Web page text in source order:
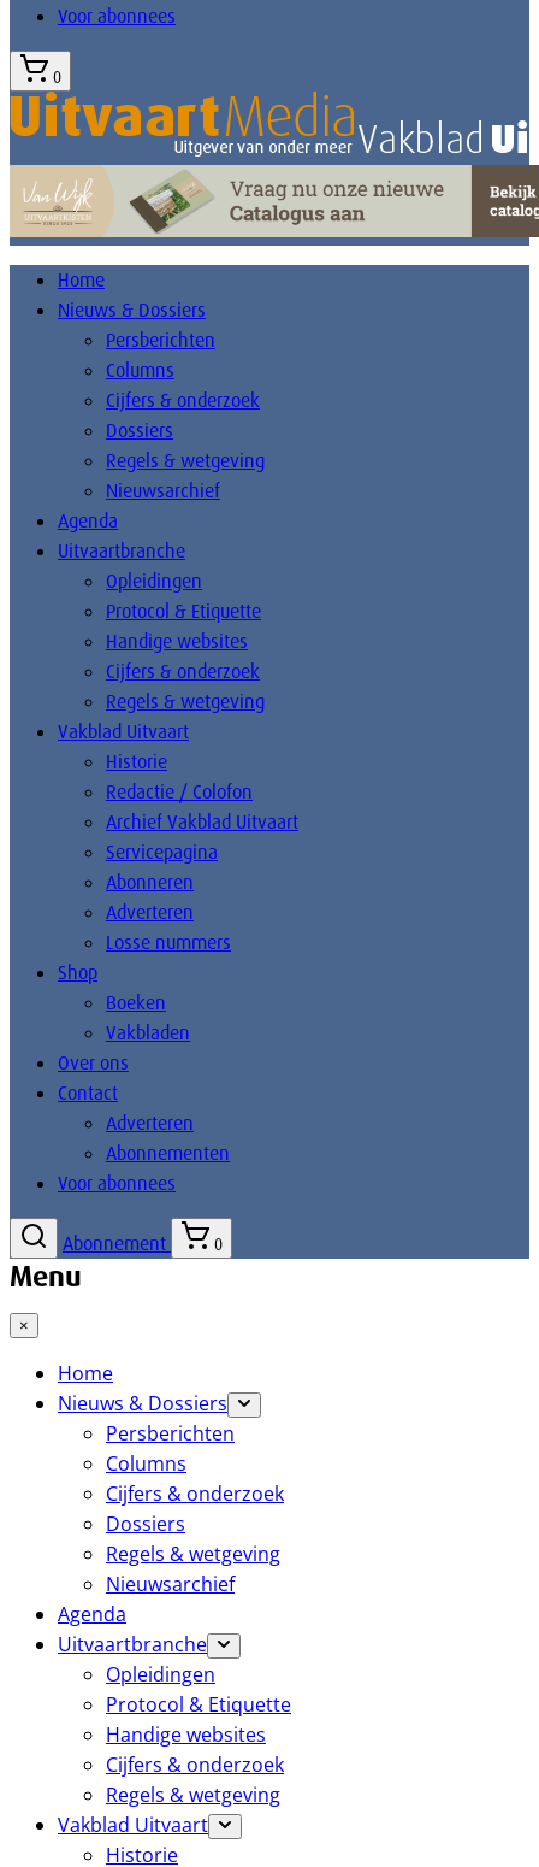
Voor abonnees
0
Home
Nieuws & Dossiers
Persberichten
Columns
Cijfers & onderzoek
Dossiers
Regels & wetgeving
Nieuwsarchief
Agenda
Uitvaartbranche
Opleidingen
Protocol & Etiquette
Handige websites
Cijfers & onderzoek
Regels & wetgeving
Vakblad Uitvaart
Historie
Redactie / Colofon
Archief Vakblad Uitvaart
Servicepagina
Abonneren
Adverteren
Losse nummers
Shop
Boeken
Vakbladen
Over ons
Contact
Adverteren
Abonnementen
Voor abonnees
Abonnement 0
Menu
×
Home
Nieuws & Dossiers
Persberichten
Columns
Cijfers & onderzoek
Dossiers
Regels & wetgeving
Nieuwsarchief
Agenda
Uitvaartbranche
Opleidingen
Protocol & Etiquette
Handige websites
Cijfers & onderzoek
Regels & wetgeving
Vakblad Uitvaart
Historie